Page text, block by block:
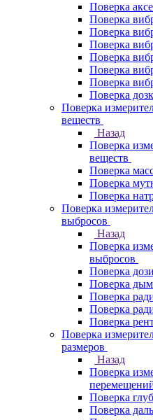
Поверка
Поверка
Поверка
Поверка
Поверка
Поверка
Поверка
Поверка
Поверка
веществ
Назад
Поверка
веществ
Поверка
Поверка
Поверка
Поверка
выбросов
Назад
Поверка
выбросов
Поверка
Поверка
Поверка
Поверка
Поверка
Поверка
размеров
Назад
Поверка
Поверка
Поверка